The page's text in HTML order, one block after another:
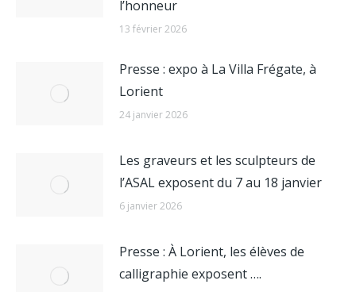
l’honneur
13 février 2026
Presse : expo à La Villa Frégate, à
Lorient
24 janvier 2026
Les graveurs et les sculpteurs de
l’ASAL exposent du 7 au 18 janvier
6 janvier 2026
Presse : À Lorient, les élèves de
calligraphie exposent ….